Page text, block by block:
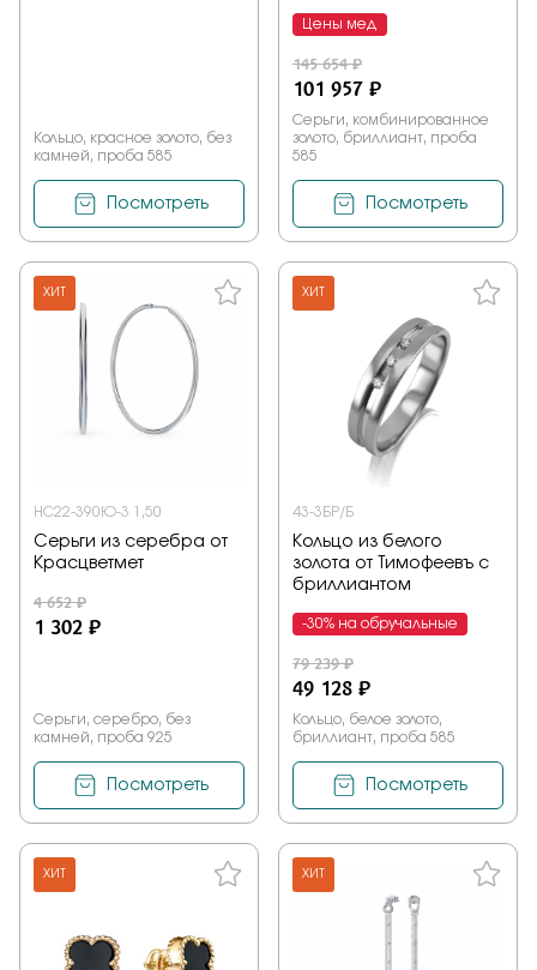
Кольцо, красное золото, без
камней, проба 585
Посмотреть
Цены мед
145 654 ₽
101 957 ₽
Серьги, комбинированное
золото, бриллиант, проба
585
Посмотреть
ХИТ
НС22-390Ю-3 1,50
Серьги из серебра от
Красцветмет
4 652 ₽
1 302 ₽
Серьги, серебро, без
камней, проба 925
Посмотреть
ХИТ
43-3БР/Б
Кольцо из белого
золота от Тимофеевъ с
бриллиантом
-30% на обручальные
79 239 ₽
49 128 ₽
Кольцо, белое золото,
бриллиант, проба 585
Посмотреть
ХИТ ХИТ